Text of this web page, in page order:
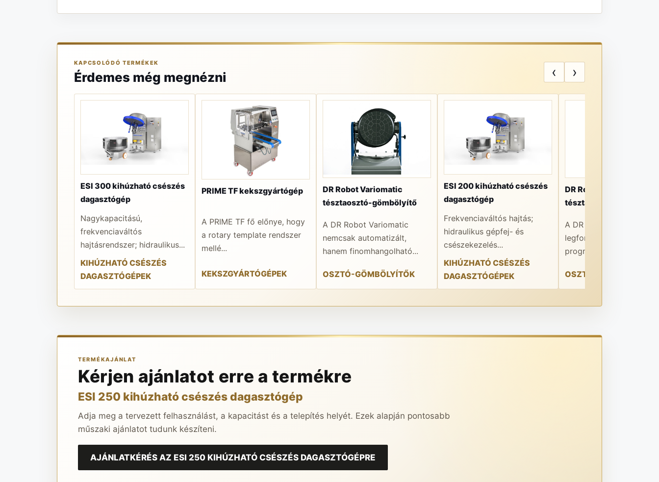
KAPCSOLÓDÓ TERMÉKEK
Érdemes még megnézni ‹ ›
ESI 300 kihúzható csészés
dagasztógép
Nagykapacitású,
frekvenciaváltós
hajtásrendszer; hidraulikus...
KIHÚZHATÓ CSÉSZÉS
DAGASZTÓGÉPEK
PRIME TF kekszgyártógép
A PRIME TF fő előnye, hogy
a rotary template rendszer
mellé...
KEKSZGYÁRTÓGÉPEK
DR Robot Variomatic
tésztaosztó-gömbölyítő
A DR Robot Variomatic
nemcsak automatizált,
hanem finomhangolható...
OSZTÓ-GÖMBÖLYÍTŐK
ESI 200 kihúzható csészés
dagasztógép
Frekvenciaváltós hajtás;
hidraulikus gépfej- és
csészekezelés...
KIHÚZHATÓ CSÉSZÉS
DAGASZTÓGÉPEK
DR Robot Automatic
tésztaosztó-gömbölyítő
A DR Robot Automatic
legfontosabb előnye a 10
programmemória...
OSZTÓ-GÖMBÖLYÍTŐK
TERMÉKAJÁNLAT
Kérjen ajánlatot erre a termékre
ESI 250 kihúzható csészés dagasztógép
Adja meg a tervezett felhasználást, a kapacitást és a telepítés helyét. Ezek alapján pontosabb
műszaki ajánlatot tudunk készíteni.
AJÁNLATKÉRÉS AZ ESI 250 KIHÚZHATÓ CSÉSZÉS DAGASZTÓGÉPRE